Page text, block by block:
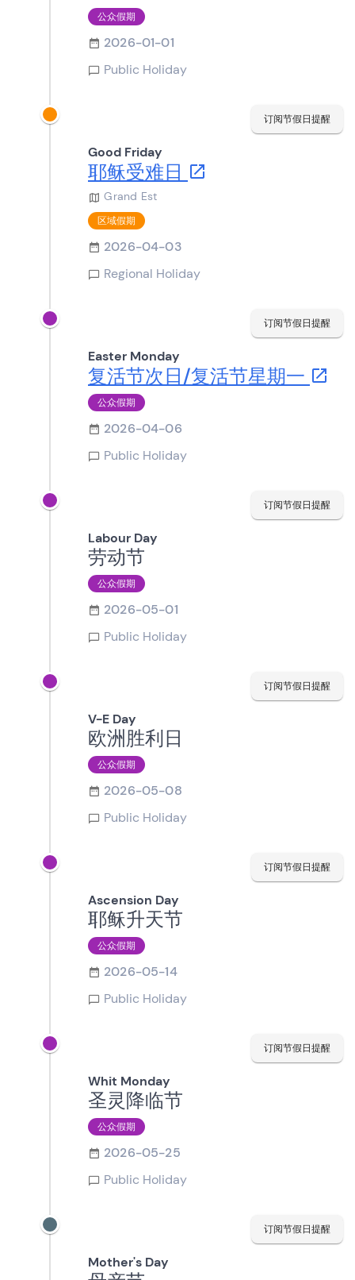
公众假期
2026-01-01
Public Holiday
订阅节假日提醒
Good Friday
耶稣受难日
Grand Est
区域假期
2026-04-03
Regional Holiday
订阅节假日提醒
Easter Monday
复活节次日/复活节星期一
公众假期
2026-04-06
Public Holiday
订阅节假日提醒
Labour Day
劳动节
公众假期
2026-05-01
Public Holiday
订阅节假日提醒
V-E Day
欧洲胜利日
公众假期
2026-05-08
Public Holiday
订阅节假日提醒
Ascension Day
耶稣升天节
公众假期
2026-05-14
Public Holiday
订阅节假日提醒
Whit Monday
圣灵降临节
公众假期
2026-05-25
Public Holiday
订阅节假日提醒
Mother's Day